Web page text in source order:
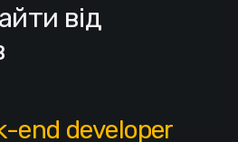
від
end developer